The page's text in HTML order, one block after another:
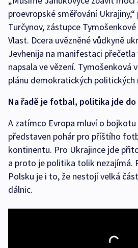
proevropské směřování
Turčynov, zástupce
Vlast. Dcera uvězněné vůdkyně
Jevhenija na manifestaci
napsala ve vězení. Tymošenková
plánu demokratických politických
Na řadě je fotbal, politika jde
A zatímco Evropa mluví o
představen pohár pro příštího
kontinentu. Pro Ukrajince jde
a proto je politika tolik nezajímá.
Polsku je i to, že nestojí velká
dálnic.